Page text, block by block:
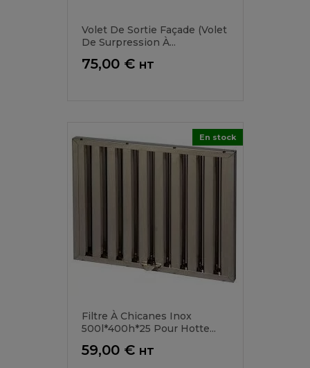
Volet De Sortie Façade (volet
De Surpression À...
Prix
75,00 € HT
Filtre À Chicanes Inox
500l*400h*25 Pour Hotte...
Prix
59,00 € HT
En stock